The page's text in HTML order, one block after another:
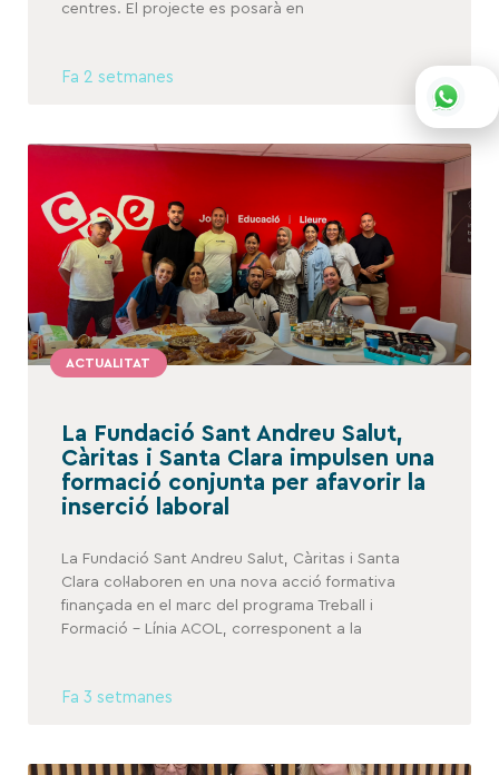
centres. El projecte es posarà en
Fa 2 setmanes
ACTUALITAT
La Fundació Sant Andreu Salut,
Càritas i Santa Clara impulsen una
formació conjunta per afavorir la
inserció laboral
La Fundació Sant Andreu Salut, Càritas i Santa
Clara col·laboren en una nova acció formativa
finançada en el marc del programa Treball i
Formació – Línia ACOL, corresponent a la
Fa 3 setmanes